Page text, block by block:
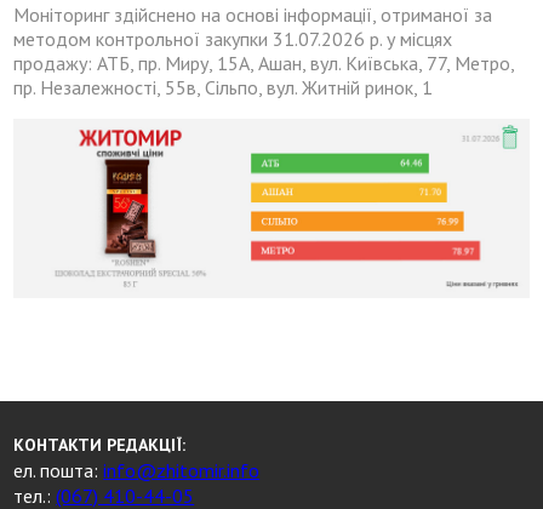
Моніторинг здійснено на основі інформації, отриманої за
методом контрольної закупки 31.07.2026 р. у місцях
продажу: АТБ, пр. Миру, 15А, Ашан, вул. Київська, 77, Метро,
пр. Незалежності, 55в, Сільпо, вул. Житній ринок, 1
КОНТАКТИ РЕДАКЦІЇ:
ел. пошта:info@zhitomir.info
тел.:(067) 410-44-05